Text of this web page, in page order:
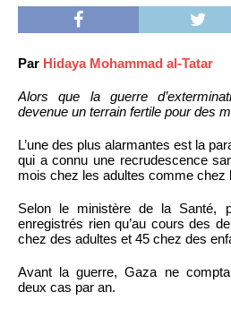
Par Hidaya Mohammad al-Tatar
Alors que la guerre
devenue un terrain fertile pour des
L’une des plus alarmantes est la
qui a connu une recrudescence
mois chez les adultes comme chez
Selon le ministère de la Santé,
enregistrés rien qu’au cours des
chez des adultes et 45 chez des
Avant la guerre, Gaza ne
deux cas par an.